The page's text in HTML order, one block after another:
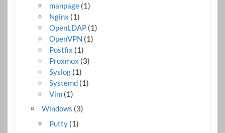
manpage (1)
Nginx (1)
OpenLDAP (1)
OpenVPN (1)
Postfix (1)
Proxmox (3)
Syslog (1)
Systemd (1)
Vim (1)
Windows (3)
Putty (1)